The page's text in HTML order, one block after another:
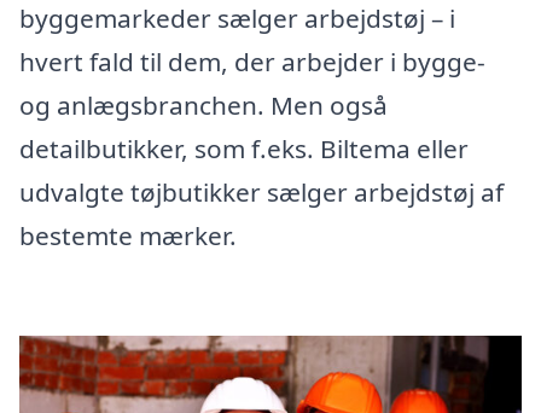
byggemarkeder sælger arbejdstøj – i
hvert fald til dem, der arbejder i bygge-
og anlægsbranchen. Men også
detailbutikker, som f.eks. Biltema eller
udvalgte tøjbutikker sælger arbejdstøj af
bestemte mærker.